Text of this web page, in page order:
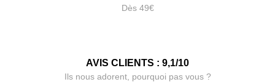
Dès 49€
AVIS CLIENTS : 9,1/10
Ils nous adorent, pourquoi pas vous ?